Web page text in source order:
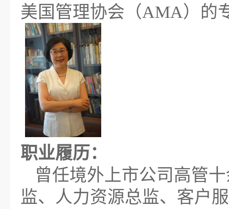
美国管理协会（AMA）的
职业履历 ：
曾任境外上市公司高管
监、人力资源总监、客户